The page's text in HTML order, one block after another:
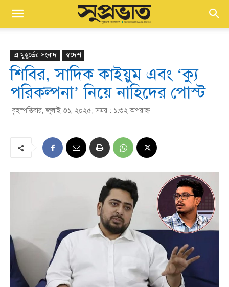
এ মুহূর্তের সংবাদ স্বদেশ
শিবির, সাদিক কাইয়ুম এবং ‘ক্যু
পরিকল্পনা’ নিয়ে নাহিদের পোস্ট
বৃহস্পতিবার, জুলাই ৩১, ২০২৫; সময় : ১:৩২ অপরাহ্ণ